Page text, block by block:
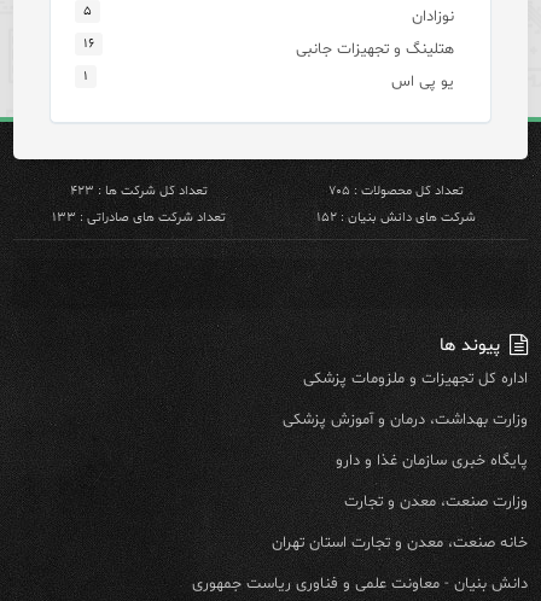
نوزادان ۵
هتلینگ و تجهیزات جانبی ۱۶
یو پی اس ۱
تعداد کل محصولات : ۷۰۵
تعداد کل شرکت ها : ۴۲۳
شرکت های دانش بنیان : ۱۵۲
تعداد شرکت های صادراتی : ۱۳۳
پیوند ها
اداره کل تجهیزات و ملزومات پزشکی
وزارت بهداشت، درمان و آموزش پزشکی
پایگاه خبری سازمان غذا و دارو
وزارت صنعت، معدن و تجارت
خانه صنعت، معدن و تجارت استان تهران
دانش بنیان - معاونت علمی و فناوری ریاست جمهوری